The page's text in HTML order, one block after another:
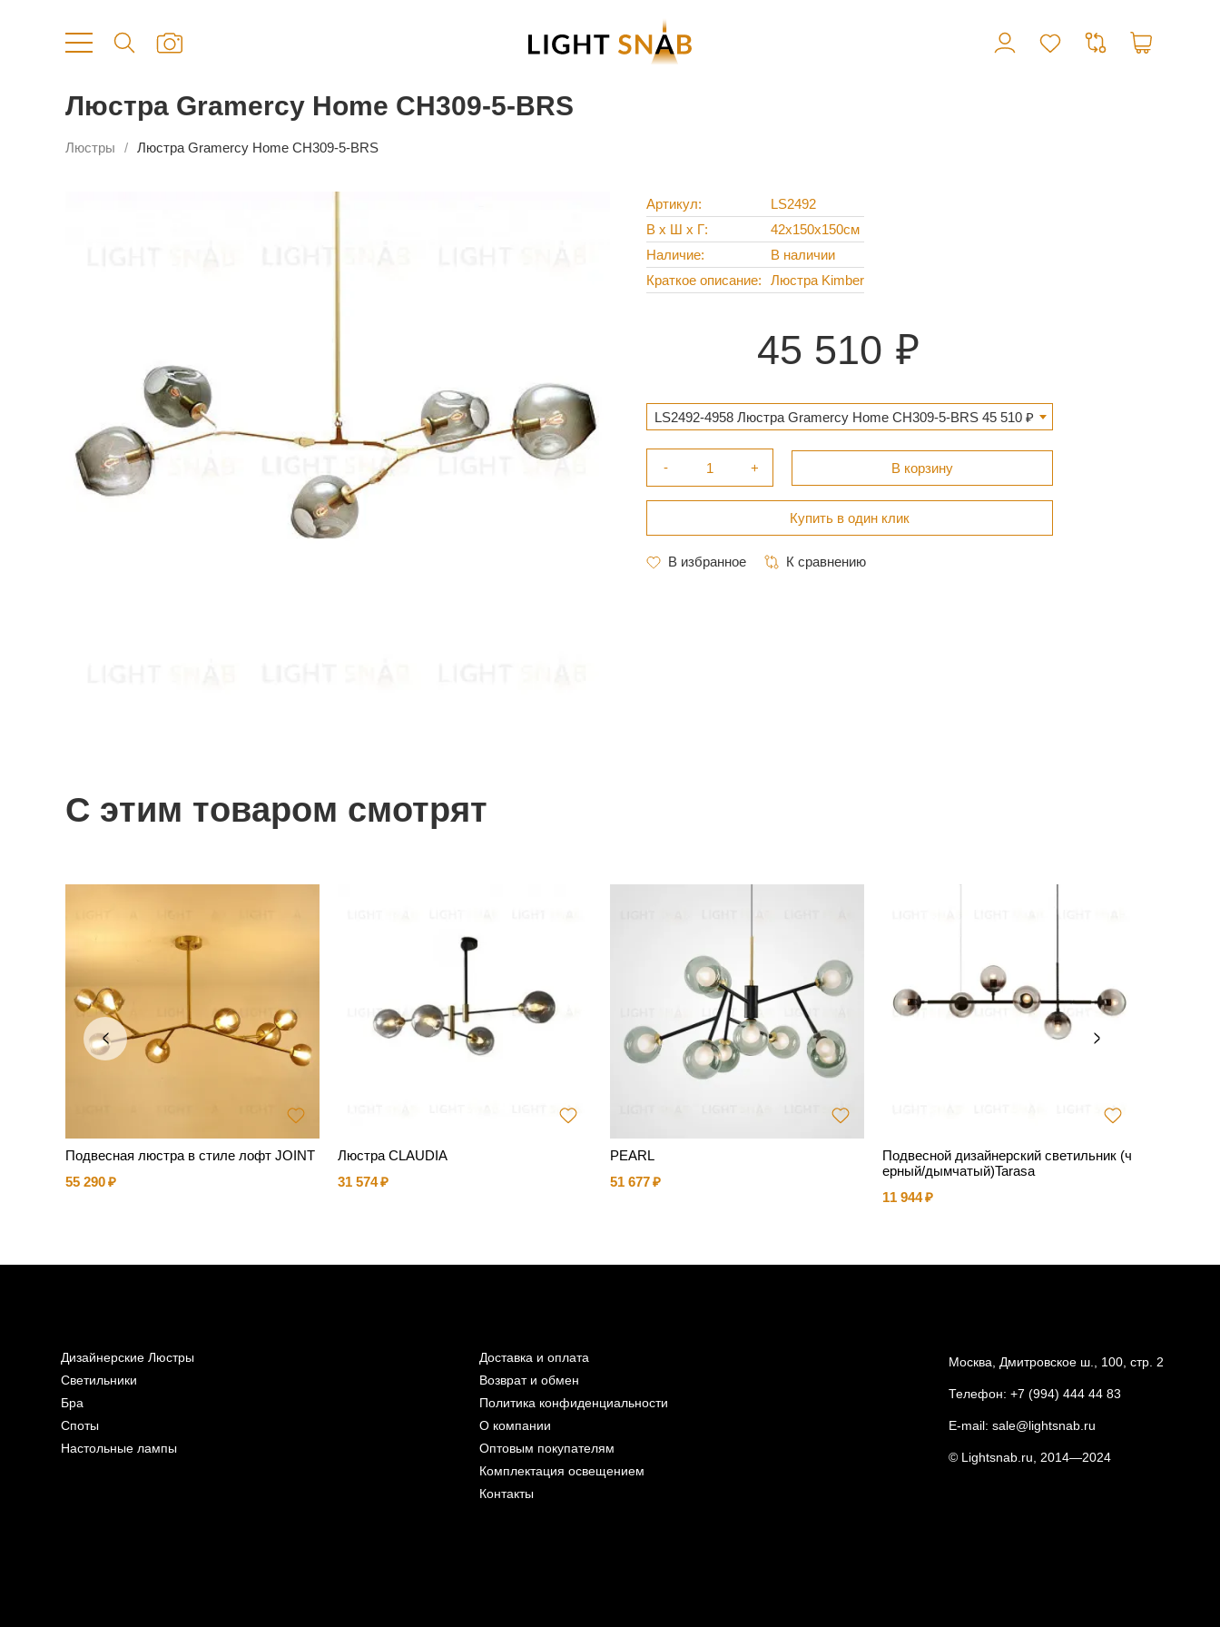
Люстра Gramercy Home CH309-5-BRS
Люстры Люстра Gramercy Home CH309-5-BRS
Артикул
LS2492
В х Ш х Г
42x150x150см
Наличие
В наличии
Краткое описание
Люстра Kimber
45 510
LS2492-4958 Люстра Gramercy Home CH309-5-BRS 45 510 ₽
С этим товаром смотрят
Подвесная люстра в стиле лофт JOINT
55 290
Люстра CLAUDIA
31 574
PEARL
51 677
Подвесной дизайнерский светильник (ч
ерный/дымчатый)Tarasa
11 944
Дизайнерские Люстры
Светильники
Бра
Споты
Настольные лампы
Доставка и оплата
Возврат и обмен
Политика конфиденциальности
О компании
Оптовым покупателям
Комплектация освещением
Контакты
Москва, Дмитровское ш., 100, стр. 2
Телефон: +7 (994) 444 44 83
E-mail: sale@lightsnab.ru
© Lightsnab.ru, 2014—2024